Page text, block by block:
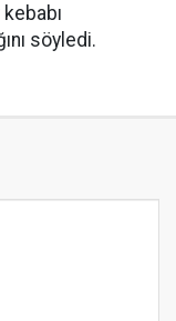
söyledi.